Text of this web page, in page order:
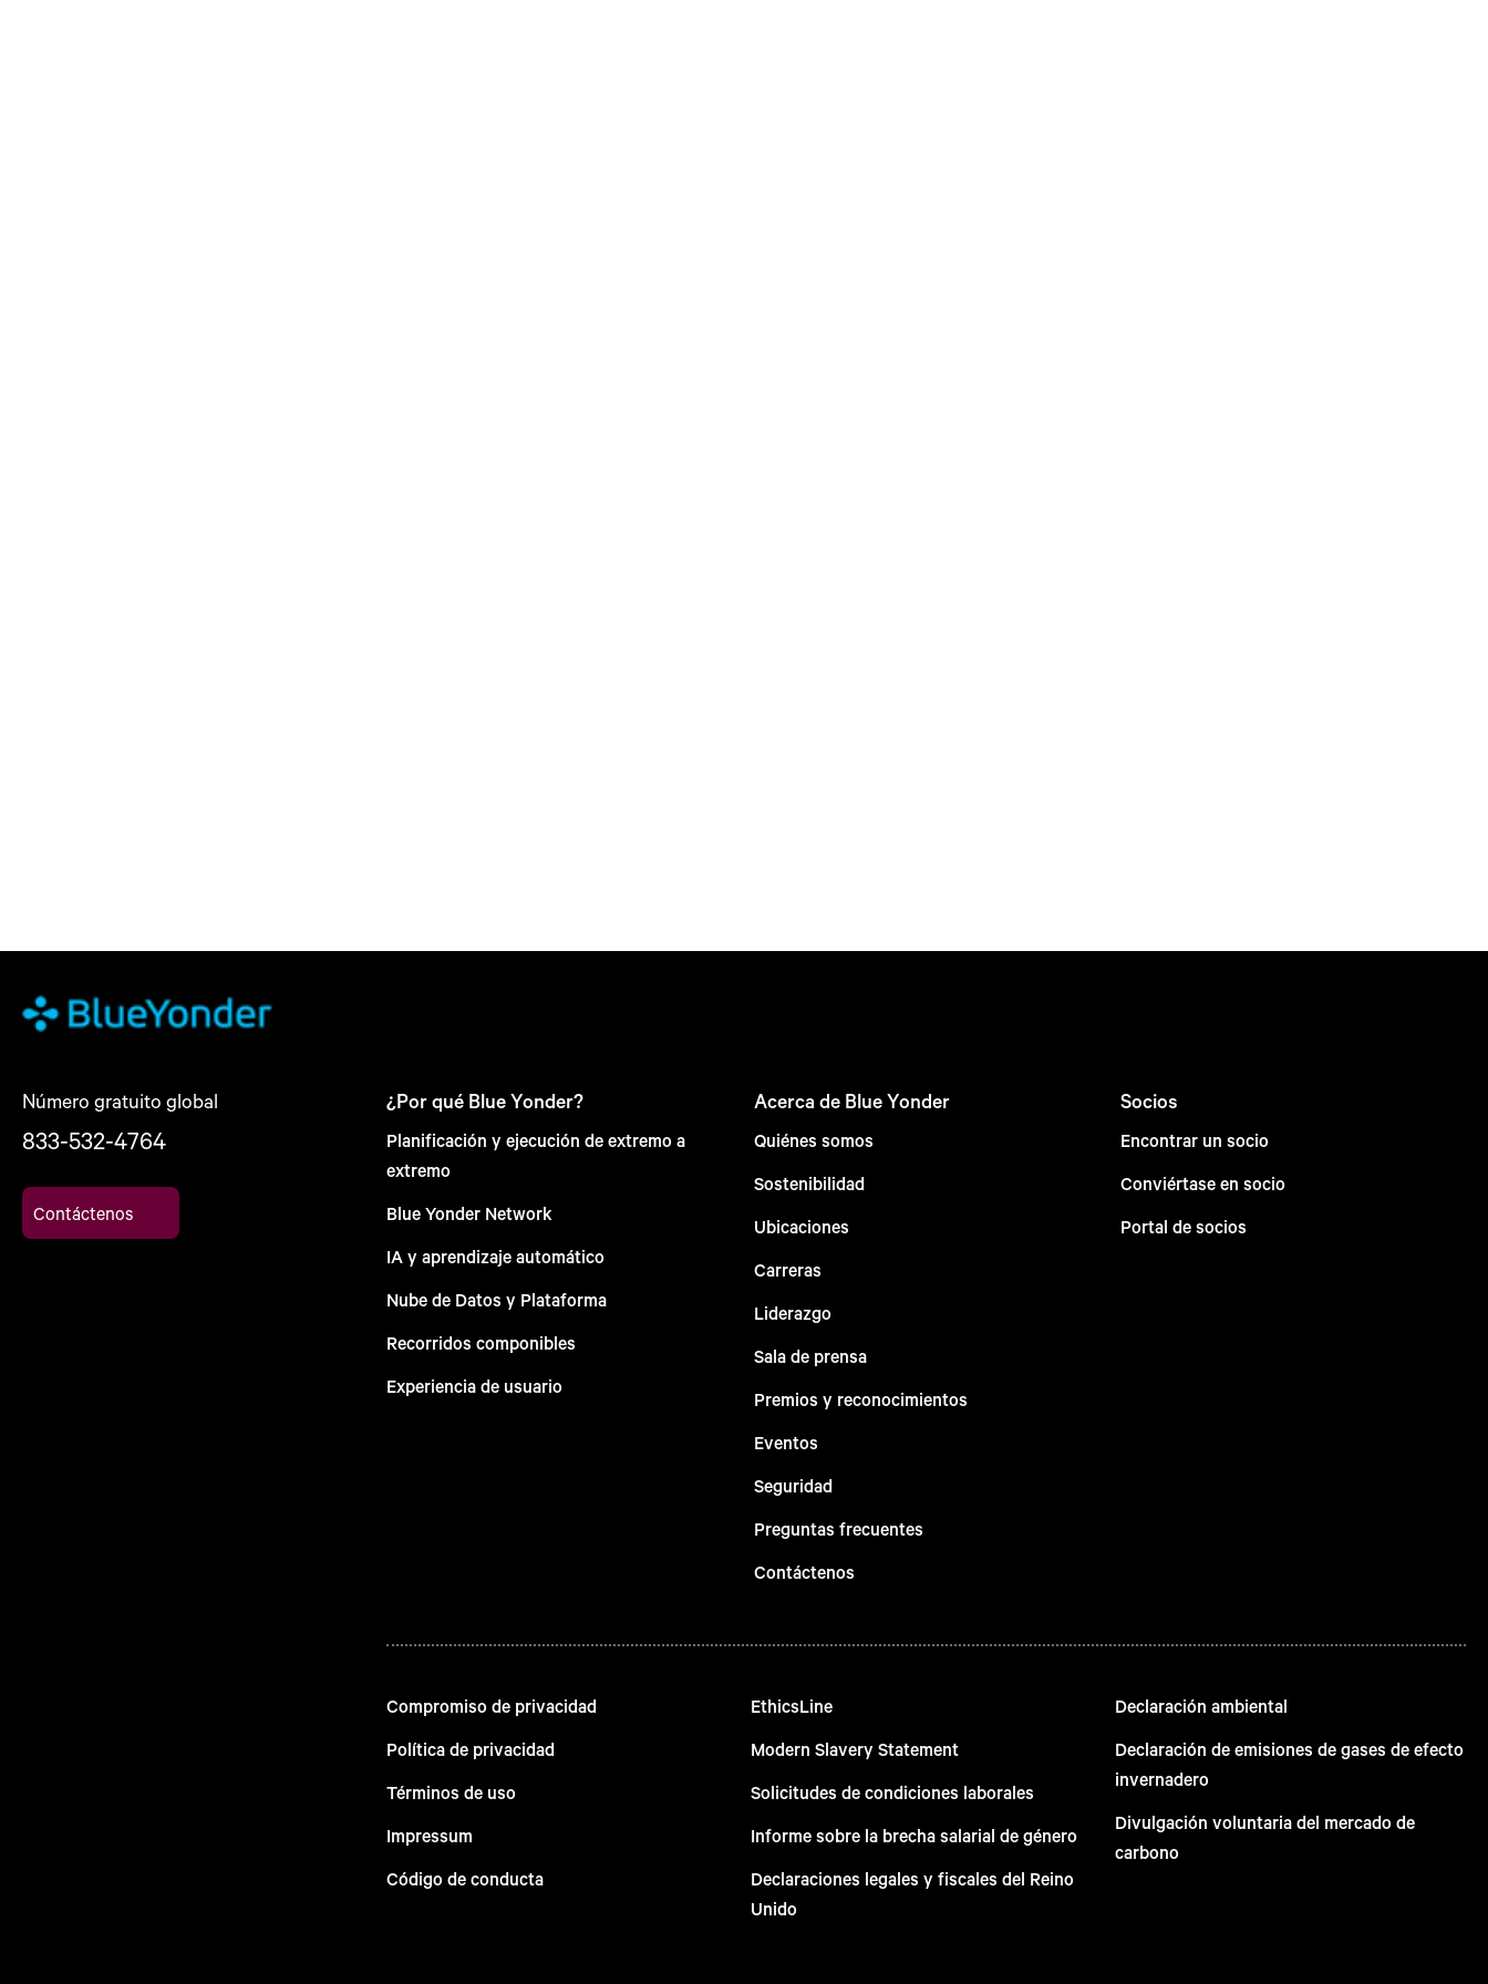
Número gratuito global
833-532-4764
Contáctenos
¿Por qué Blue Yonder?
Planificación y ejecución de extremo a
extremo
Blue Yonder Network
IA y aprendizaje automático
Nube de Datos y Plataforma
Recorridos componibles
Experiencia de usuario
Acerca de Blue Yonder
Quiénes somos
Sostenibilidad
Ubicaciones
Carreras
Liderazgo
Sala de prensa
Premios y reconocimientos
Eventos
Seguridad
Preguntas frecuentes
Contáctenos
Socios
Encontrar un socio
Conviértase en socio
Portal de socios
Compromiso de privacidad
Política de privacidad
Términos de uso
Impressum
Código de conducta
EthicsLine
Modern Slavery Statement
Solicitudes de condiciones laborales
Informe sobre la brecha salarial de género
Declaraciones legales y fiscales del Reino
Unido
Declaración ambiental
Declaración de emisiones de gases de efecto
invernadero
Divulgación voluntaria del mercado de
carbono